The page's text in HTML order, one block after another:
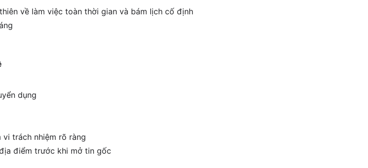
về làm việc toàn thời gian và bám lịch cố định
dụng
trách nhiệm rõ ràng
điểm trước khi mở tin gốc